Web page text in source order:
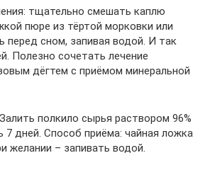
тщательно смешать каплю
пюре из тёртой морковки или
перед сном, запивая водой. И так
Полезно сочетать лечение
дёгтем с приёмом минеральной
полкило сырья раствором 96%
7 дней. Способ приёма: чайная ложка
желании – запивать водой.